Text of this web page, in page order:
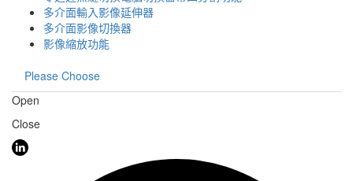
多介面輸入影像延伸器
多介面影像切換器
影像縮放功能
Please Choose
Open
Close